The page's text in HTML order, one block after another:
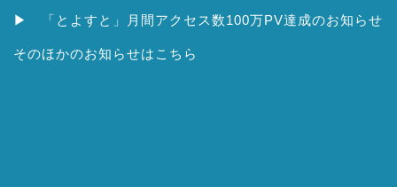
▶ 「とよすと」月間アクセス数100万PV達成のお知らせ
そのほかのお知らせはこちら